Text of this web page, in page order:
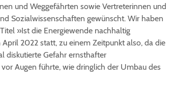
und Weggefährten sowie Vertreterinnen und
Sozialwissenschaften gewünscht. Wir haben
»Ist die Energiewende nachhaltig
2022 statt, zu einem Zeitpunkt also, da die
diskutierte Gefahr ernsthafter
Augen führte, wie dringlich der Umbau des